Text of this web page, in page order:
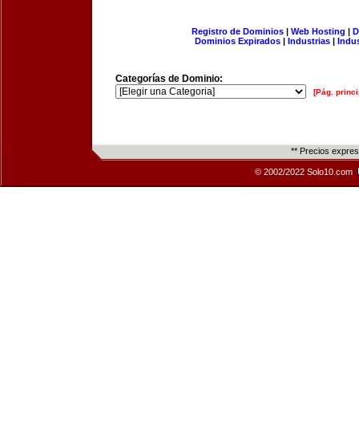
Registro de Dominios| Web Hosting |
Dominios Expirados | Industrias |
Categorías de Dominio:
[Pág.
** Precios
© 2002/2022 Solo10.com